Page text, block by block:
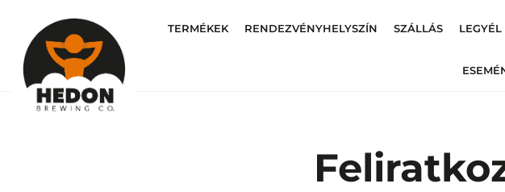
TERMÉKEK RENDEZVÉNYHELYSZÍN SZÁLLÁS